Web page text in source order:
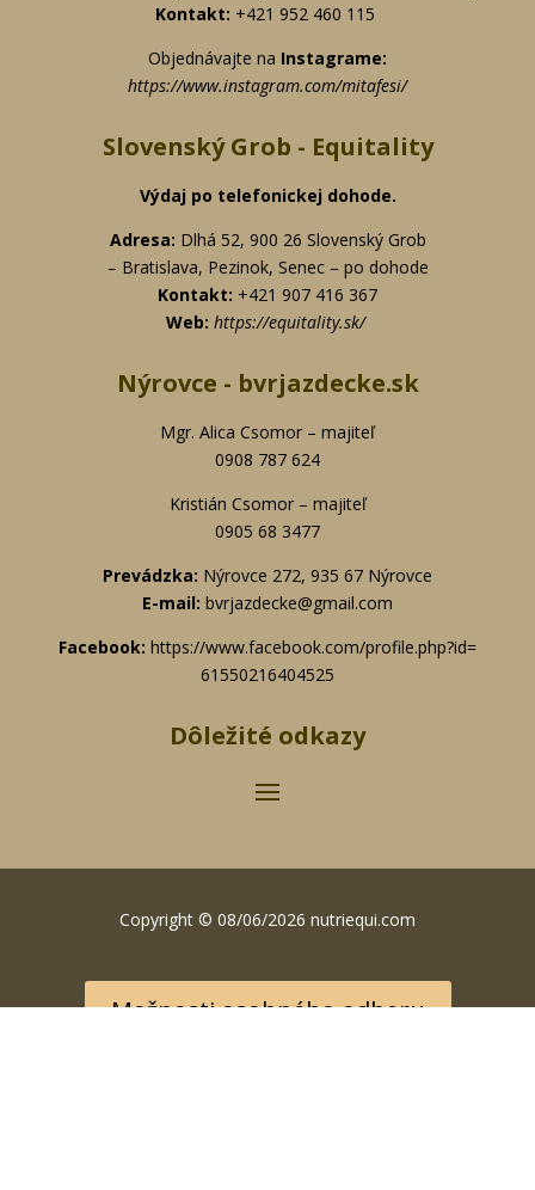
Kontakt: +421 952 460 115
Objednávajte na Instagrame:
https://www.instagram.com/mitafesi/
Slovenský Grob - Equitality
Výdaj po telefonickej dohode.
Adresa: Dlhá 52, 900 26 Slovenský Grob
– Bratislava, Pezinok, Senec – po dohode
Kontakt: +421 907 416 367
Web: https://equitality.sk/
Nýrovce - bvrjazdecke.sk
Mgr. Alica Csomor – majiteľ
0908 787 624
Kristián Csomor – majiteľ
0905 68 3477
Prevádzka: Nýrovce 272, 935 67 Nýrovce
E-mail: bvrjazdecke@gmail.com
Facebook: https://www.facebook.com/profile.php?id=
61550216404525
Dôležité odkazy
Copyright © 08/06/2026 nutriequi.com
Možnosti osobného odberu